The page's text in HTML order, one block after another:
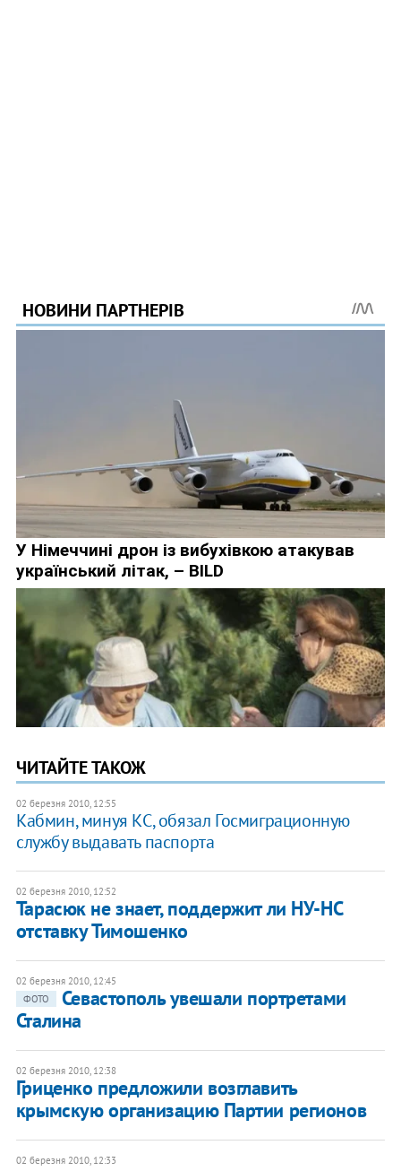
ЧИТАЙТЕ ТАКОЖ
02 березня 2010, 12:55
Кабмин, минуя КС, обязал Госмиграционную
службу выдавать паспорта
02 березня 2010, 12:52
Тарасюк не знает, поддержит ли НУ-НС
отставку Тимошенко
02 березня 2010, 12:45
ФОТО
Севастополь увешали портретами
Сталина
02 березня 2010, 12:38
Гриценко предложили возглавить
крымскую организацию Партии регионов
02 березня 2010, 12:33